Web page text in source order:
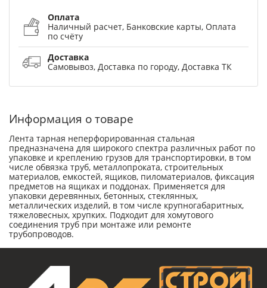
Оплата
Наличный расчет, Банковские карты, Оплата
по счёту
Доставка
Самовывоз, Доставка по городу, Доставка ТК
Информация о товаре
Лента тарная неперфорированная стальная
предназначена для широкого спектра различных работ по
упаковке и креплению грузов для транспортировки, в том
числе обвязка труб, металлопроката, строительных
материалов, емкостей, ящиков, пиломатериалов, фиксация
предметов на ящиках и поддонах. Применяется для
упаковки деревянных, бетонных, стеклянных,
металлических изделий, в том числе крупногабаритных,
тяжеловесных, хрупких. Подходит для хомутового
соединения труб при монтаже или ремонте
трубопроводов.